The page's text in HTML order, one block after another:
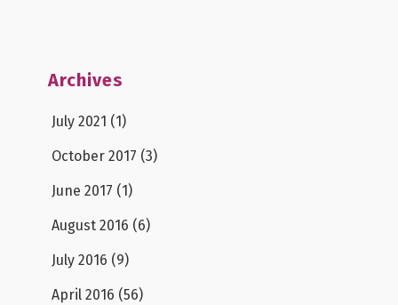
Archives
July 2021 (1)
October 2017 (3)
June 2017 (1)
August 2016 (6)
July 2016 (9)
April 2016 (56)